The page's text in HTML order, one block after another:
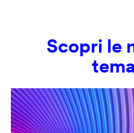
Scopri le